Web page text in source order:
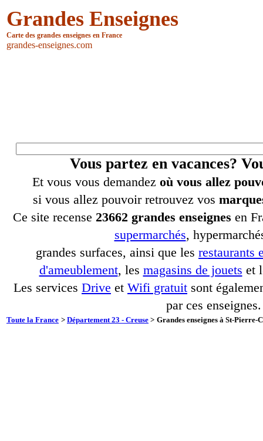
Grandes Enseignes
Carte des grandes enseignes en France
grandes-enseignes.com
Vous partez en vacances?
Et vous vous demandez où vous allez
si vous allez pouvoir retrouvez vos
Ce site recense 23662 grandes enseignes en
supermarchés,
grandes surfaces, ainsi que les restaurants
d'ameublement, les magasins de jouets et
Les services Drive et Wifi gratuit sont
par ces enseignes.
Toute la France > Département 23 - Creuse > Grandes enseignes à St-